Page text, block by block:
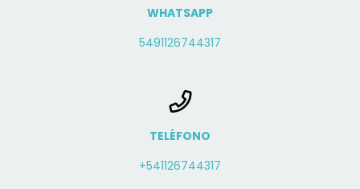
WHATSAPP
5491126744317
TELÉFONO
+541126744317